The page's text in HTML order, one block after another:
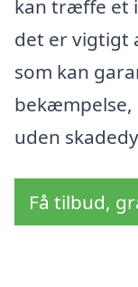
kan træffe et
det er vigtigt
som kan
bekæmpelse,
uden
Få tilbud,